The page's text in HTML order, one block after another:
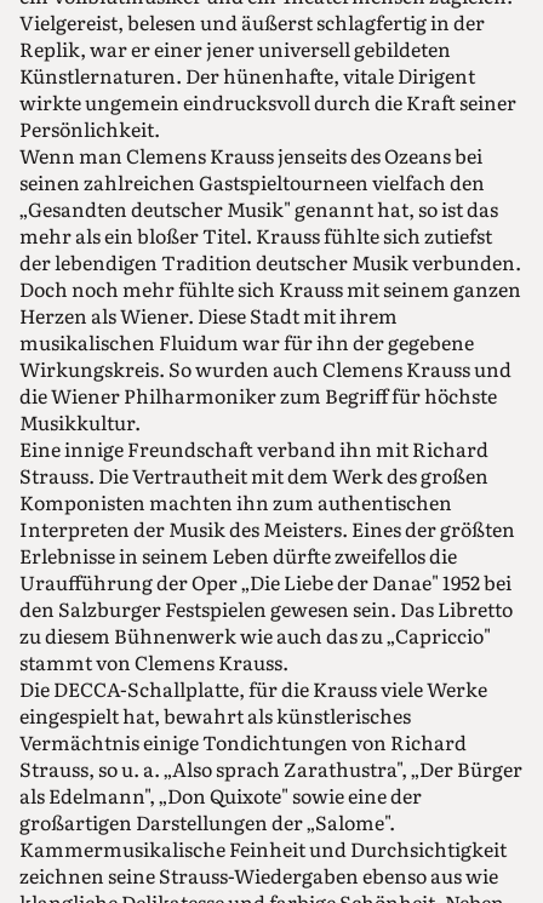
Vielgereist, belesen und äußerst schlagfertig in der
Replik, war er einer jener universell gebildeten
Künstlernaturen. Der hünenhafte, vitale Dirigent
wirkte ungemein eindrucksvoll durch die Kraft seiner
Persönlichkeit.
Wenn man Clemens Krauss jenseits des Ozeans bei
seinen zahlreichen Gastspieltourneen vielfach den
„Gesandten deutscher Musik" genannt hat, so ist das
mehr als ein bloßer Titel. Krauss fühlte sich zutiefst
der lebendigen Tradition deutscher Musik verbunden.
Doch noch mehr fühlte sich Krauss mit seinem ganzen
Herzen als Wiener. Diese Stadt mit ihrem
musikalischen Fluidum war für ihn der gegebene
Wirkungskreis. So wurden auch Clemens Krauss und
die Wiener Philharmoniker zum Begriff für höchste
Musikkultur.
Eine innige Freundschaft verband ihn mit Richard
Strauss. Die Vertrautheit mit dem Werk des großen
Komponisten machten ihn zum authentischen
Interpreten der Musik des Meisters. Eines der größten
Erlebnisse in seinem Leben dürfte zweifellos die
Uraufführung der Oper „Die Liebe der Danae" 1952 bei
den Salzburger Festspielen gewesen sein. Das Libretto
zu diesem Bühnenwerk wie auch das zu „Capriccio"
stammt von Clemens Krauss.
Die DECCA-Schallplatte, für die Krauss viele Werke
eingespielt hat, bewahrt als künstlerisches
Vermächtnis einige Tondichtungen von Richard
Strauss, so u. a. „Also sprach Zarathustra", „Der Bürger
als Edelmann", „Don Quixote" sowie eine der
großartigen Darstellungen der „Salome".
Kammermusikalische Feinheit und Durchsichtigkeit
zeichnen seine Strauss-Wiedergaben ebenso aus wie